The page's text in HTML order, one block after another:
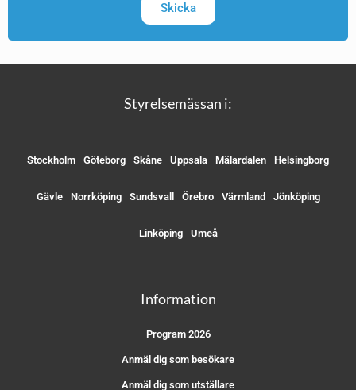
Skicka
Styrelsemässan i:
Stockholm Göteborg Skåne Uppsala Mälardalen Helsingborg
Gävle Norrköping Sundsvall Örebro Värmland Jönköping
Linköping Umeå
Information
Program 2026
Anmäl dig som besökare
Anmäl dig som utställare